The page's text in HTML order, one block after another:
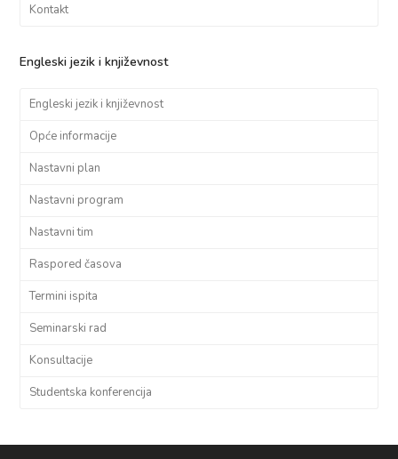
Kontakt
Engleski jezik i književnost
Engleski jezik i književnost
Opće informacije
Nastavni plan
Nastavni program
Nastavni tim
Raspored časova
Termini ispita
Seminarski rad
Konsultacije
Studentska konferencija